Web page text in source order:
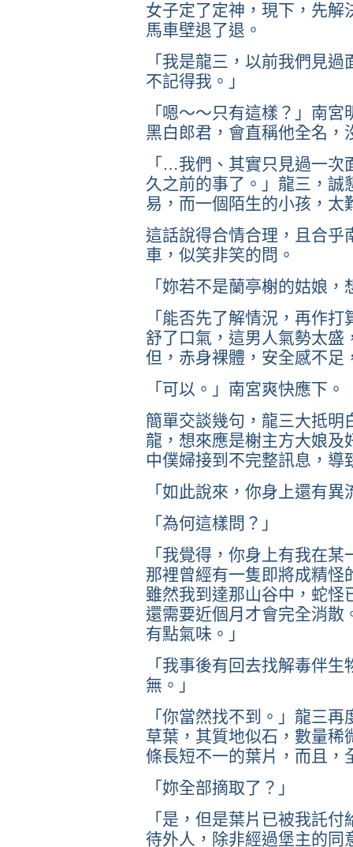
女子定了定神，現下，先解
馬車壁退了退。
「我是龍三，以前我們見
不記得我。」
「嗯～～只有這樣？」南
黑白郎君，會直稱他全名，
「…我們、其實只見過一
久之前的事了。」龍三，誠
易，而一個陌生的小孩，太
這話說得合情合理，且合乎
車，似笑非笑的問。
「妳若不是蘭亭榭的姑娘
「能否先了解情況，再作
舒了口氣，這男人氣勢太盛
但，赤身裸體，安全感不足
「可以。」南宮爽快應下。
簡單交談幾句，龍三大抵
龍，想來應是榭主方大娘及
中僕婦接到不完整訊息，導
「如此說來，你身上還有
「為何這樣問？」
「我覺得，你身上有我在
那裡曾經有一隻即將成精怪
雖然我到達那山谷中，蛇怪
還需要近個月才會完全消散
有點氣味。」
「我事後有回去找解毒伴
無。」
「你當然找不到。」龍三
草葉，其質地似石，數量稀
條長短不一的葉片，而且，
「妳全部摘取了？」
「是，但是葉片已被我託
待外人，除非經過堡主的